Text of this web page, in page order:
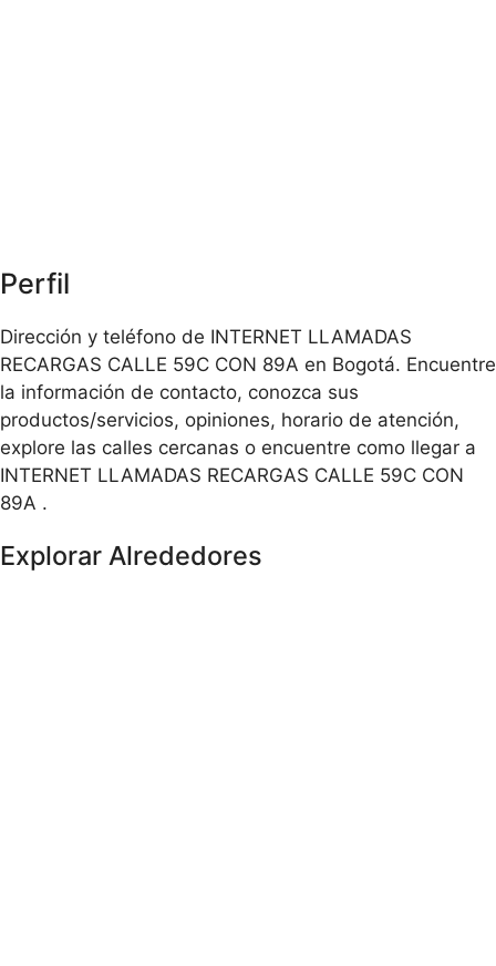
Perfil
Dirección y teléfono de INTERNET LLAMADAS
RECARGAS CALLE 59C CON 89A en Bogotá. Encuentre
la información de contacto, conozca sus
productos/servicios, opiniones, horario de atención,
explore las calles cercanas o encuentre como llegar a
INTERNET LLAMADAS RECARGAS CALLE 59C CON
89A .
Explorar Alrededores